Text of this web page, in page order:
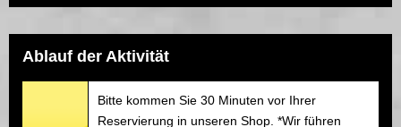
Ablauf der Aktivität
Bitte kommen Sie 30 Minuten vor Ihrer
Reservierung in unseren Shop. *Wir führen